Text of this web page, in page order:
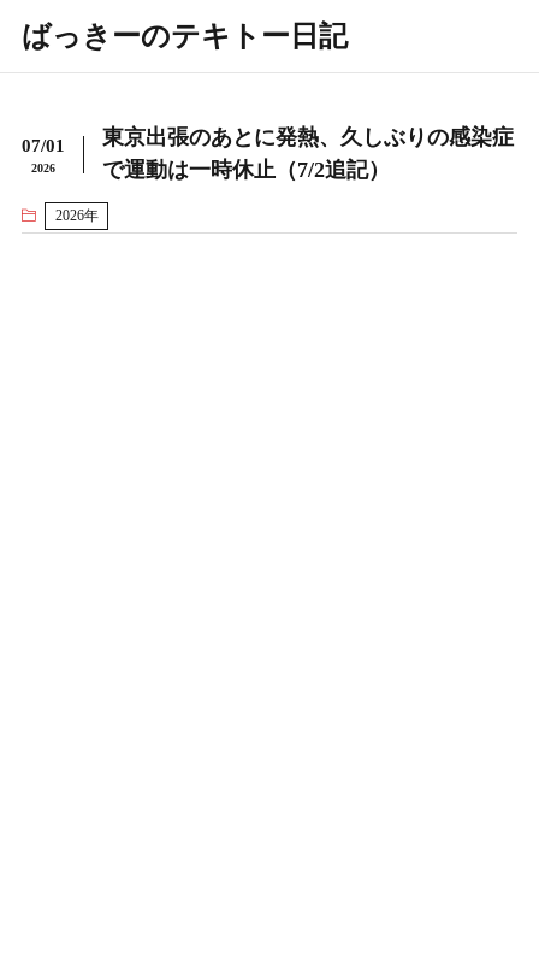
ばっきーのテキトー日記
07/01
2026
東京出張のあとに発熱、久しぶりの感染症
で運動は一時休止（7/2追記）
2026年